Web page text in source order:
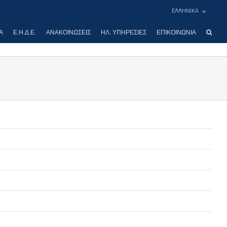
ΕΛΛΗΝΙΚΑ
Ε.Η.Δ.Ε. ΑΝΑΚΟΙΝΏΣΕΙΣ ΗΛ. ΥΠΗΡΕΣΊΕΣ ΕΠΙΚΟΙΝΩΝΊΑ